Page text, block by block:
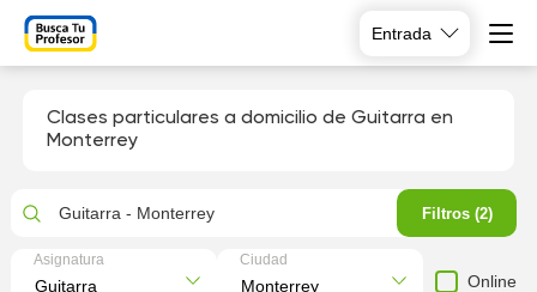
Entrada
Clases particulares a domicilio de Guitarra en
Monterrey
Guitarra - Monterrey Filtros (2)
Asignatura Ciudad
Online